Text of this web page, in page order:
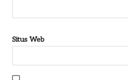
Situs Web